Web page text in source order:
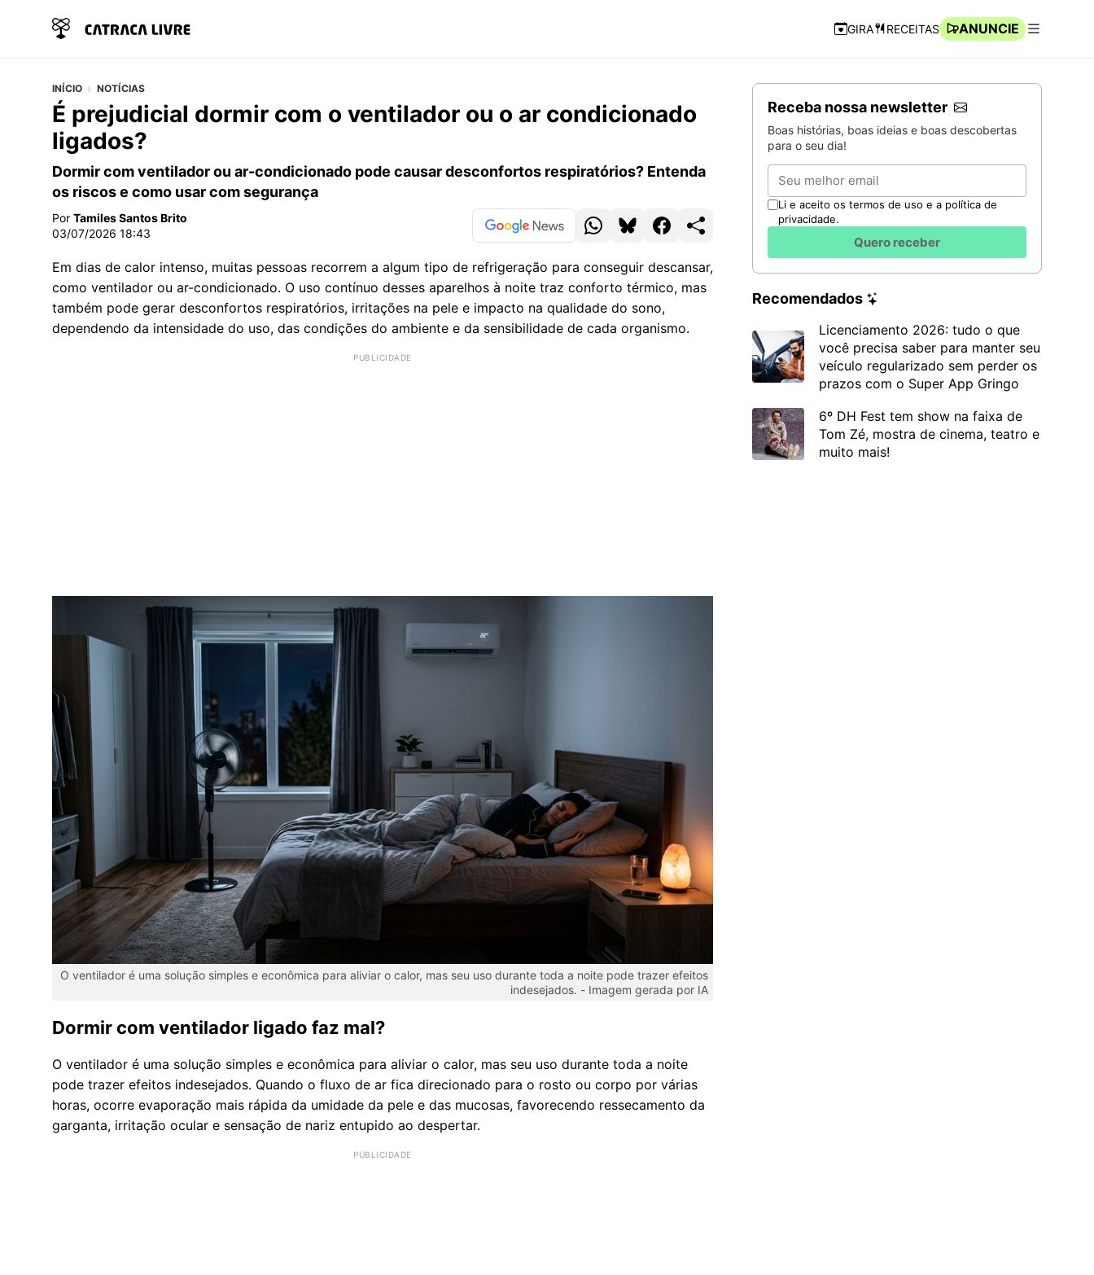
Navegação Rápida
GIRA RECEITAS
ANUNCIE
INÍCIO NOTÍCIAS
É prejudicial dormir com o ventilador ou o ar condicionado
ligados?
Dormir com ventilador ou ar-condicionado pode causar desconfortos respiratórios? Entenda
os riscos e como usar com segurança
Por Tamiles Santos Brito
03/07/2026 18:43
Em dias de calor intenso, muitas pessoas recorrem a algum tipo de refrigeração para conseguir descansar,
como ventilador ou ar-condicionado. O uso contínuo desses aparelhos à noite traz conforto térmico, mas
também pode gerar desconfortos respiratórios, irritações na pele e impacto na qualidade do sono,
dependendo da intensidade do uso, das condições do ambiente e da sensibilidade de cada organismo.
O ventilador é uma solução simples e econômica para aliviar o calor, mas seu uso durante toda a noite pode trazer efeitos
indesejados. - Imagem gerada por IA
Dormir com ventilador ligado faz mal?
O ventilador é uma solução simples e econômica para aliviar o calor, mas seu uso durante toda a noite
pode trazer efeitos indesejados. Quando o fluxo de ar fica direcionado para o rosto ou corpo por várias
horas, ocorre evaporação mais rápida da umidade da pele e das mucosas, favorecendo ressecamento da
garganta, irritação ocular e sensação de nariz entupido ao despertar.
Receba nossa newsletter
Boas histórias, boas ideias e boas descobertas
para o seu dia!
Email
Li e aceito os termos de uso e a política de
privacidade.
Quero receber
Recomendados
Licenciamento 2026: tudo o que
você precisa saber para manter seu
veículo regularizado sem perder os
prazos com o Super App Gringo
6º DH Fest tem show na faixa de
Tom Zé, mostra de cinema, teatro e
muito mais!